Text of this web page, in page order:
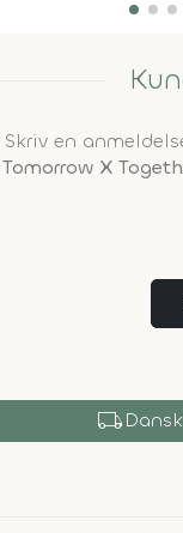
Skriv en
Tomorrow X
local_shipping